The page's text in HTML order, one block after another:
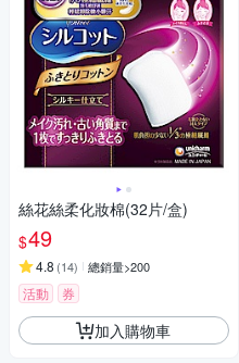
絲花絲柔化妝棉(32片/盒)
$49
4.8 (14) 總銷量>200
活動 券
加入購物車